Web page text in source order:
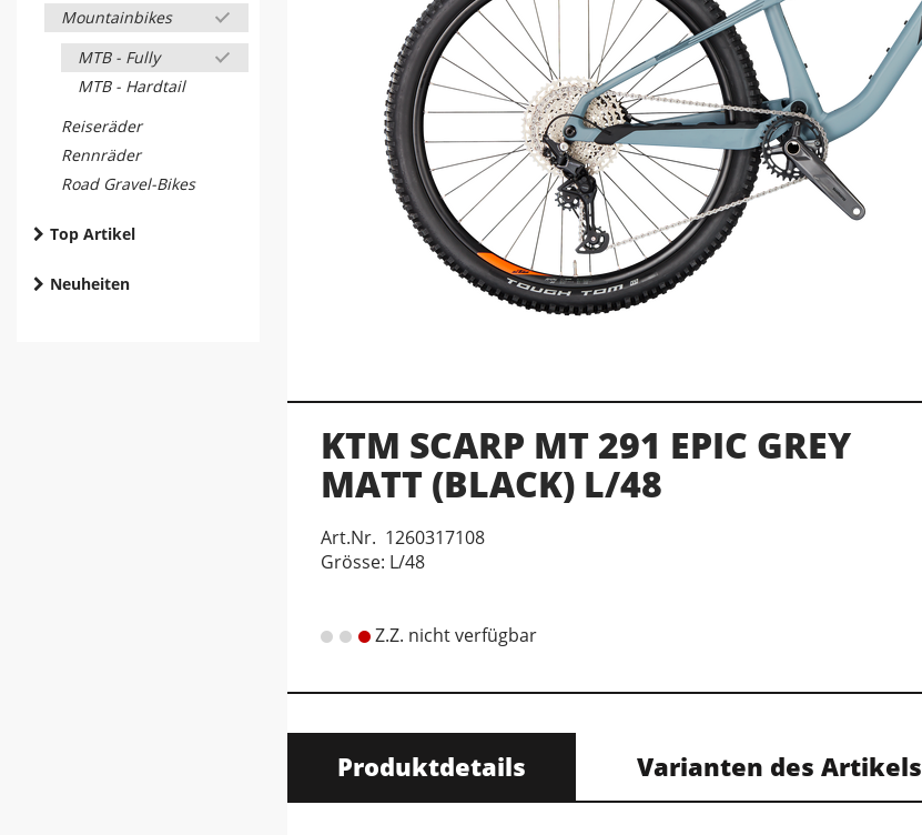
Mountainbikes
MTB - Fully
MTB - Hardtail
Reiseräder
Rennräder
Road Gravel-Bikes
Top Artikel
Neuheiten
KTM SCARP MT 291 EPIC GREY
MATT (BLACK) L/48
Art.Nr. 1260317108
Grösse: L/48
Z.Z. nicht verfügbar
Produktdetails Varianten des Artikels